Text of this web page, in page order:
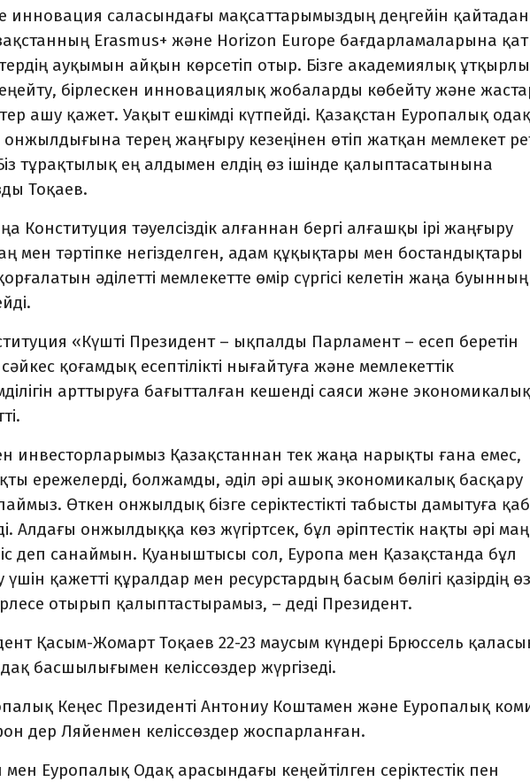
инновация саласындағы мақсаттарымыздың деңгейін қайтадан
Erasmus+ және Horizon Europe бағдарламаларына
ауқымын айқын көрсетіп отыр. Бізге академиялық
бірлескен инновациялық жобаларды көбейту және
ашу қажет. Уақыт ешкімді күтпейді. Қазақстан Еуропалық
онжылдығына терең жаңғыру кезеңінен өтіп жатқан мемлекет
тұрақтылық ең алдымен елдің өз ішінде қалыптасатынына
Тоқаев.
тәуелсіздік алғаннан бергі алғашқы ірі жаңғыру
мен тәртіпке негізделген, адам құқықтары мен бостандықтары
әділетті мемлекетте өмір сүргісі келетін жаңа буынның
«Күшті Президент – ықпалды Парламент – есеп беретін
қоғамдық есептілікті нығайтуға және мемлекеттік
арттыруға бағытталған кешенді саяси және экономикалық
бен инвесторларымыз Қазақстаннан тек жаңа нарықты ғана емес,
ережелерді, болжамды, әділ әрі ашық экономикалық басқару
Өткен онжылдық бізге серіктестікті табысты дамытуға
Алдағы онжылдыққа көз жүгіртсек, бұл әріптестік нақты әрі
деп санаймын. Қуаныштысы сол, Еуропа мен Қазақстанда бұл
үшін қажетті құралдар мен ресурстардың басым бөлігі қазірдің
отырып қалыптастырамыз, – деді Президент.
Қасым-Жомарт Тоқаев 22-23 маусым күндері Брюссель
басшылығымен келіссөздер жүргізеді.
Кеңес Президенті Антониу Коштамен және Еуропалық
дер Ляйенмен келіссөздер жоспарланған.
Еуропалық Одақ арасындағы кеңейтілген серіктестік пен